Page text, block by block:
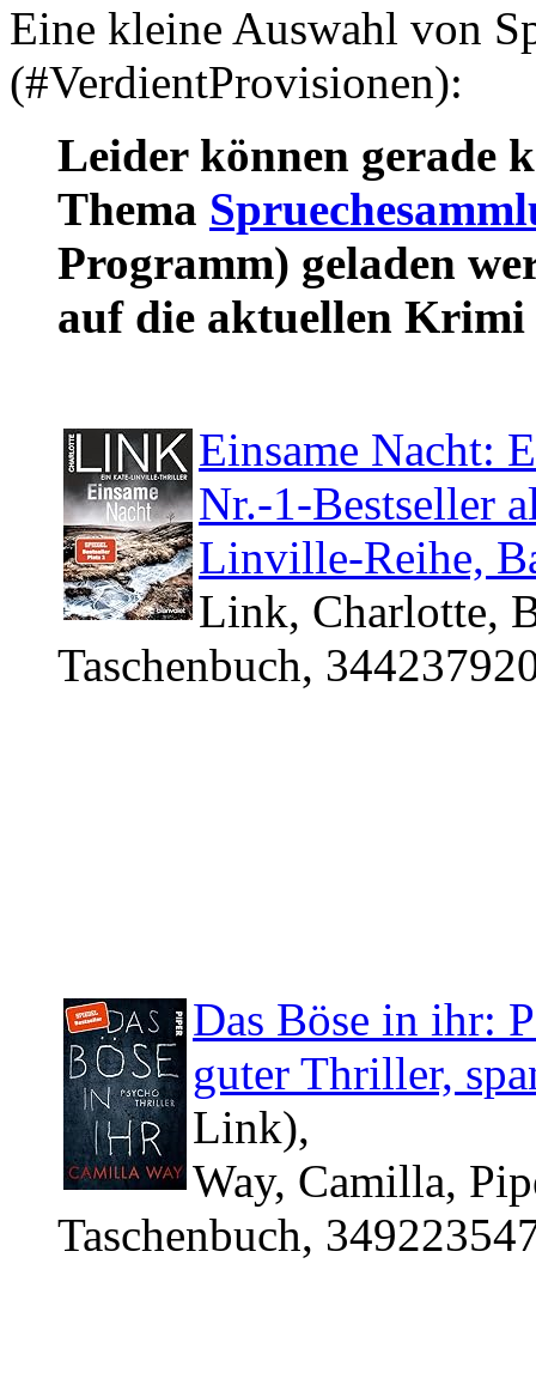
Eine kleine Auswahl von
(#VerdientProvisionen):
Leider können gerade
Thema
Programm) geladen
auf die aktuellen Krimi
Einsame Nacht:
Nr.-1-Bestseller
Linville-Reihe,
Link, Charlotte,
Taschenbuch,
Das Böse in ihr:
guter Thriller,
Link),
Way, Camilla,
Taschenbuch,